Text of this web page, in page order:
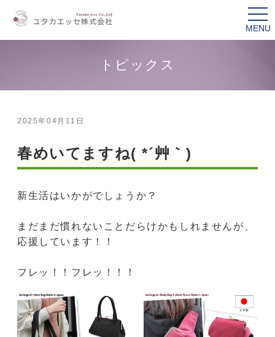
トピックス
2025年04月11日
春めいてますね( *´艸｀)
新生活はいかがでしょうか？
まだまだ慣れないことだらけかもしれませんが、
応援しています！！
フレッ！！フレッ！！！